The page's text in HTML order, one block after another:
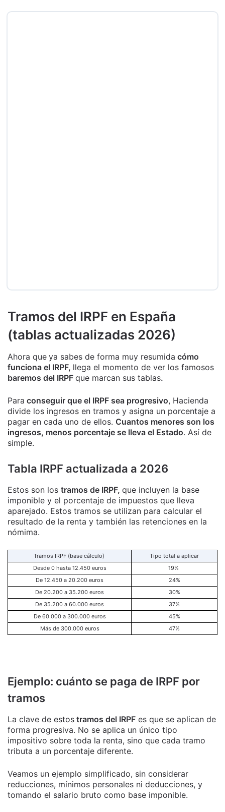
Tramos del IRPF en España
(tablas actualizadas 2026)
Ahora que ya sabes de forma muy resumida cómo
funciona el IRPF, llega el momento de ver los famosos
baremos del IRPF que marcan sus tablas.
Para conseguir que el IRPF sea progresivo, Hacienda
divide los ingresos en tramos y asigna un porcentaje a
pagar en cada uno de ellos. Cuantos menores son los
ingresos, menos porcentaje se lleva el Estado. Así de
simple.
Tabla IRPF actualizada a 2026
Estos son los tramos de IRPF, que incluyen la base
imponible y el porcentaje de impuestos que lleva
aparejado. Estos tramos se utilizan para calcular el
resultado de la renta y también las retenciones en la
nómima.
Tramos IRPF (base cálculo)
Tipo total a aplicar
Desde 0 hasta 12.450 euros
19%
De 12.450 a 20.200 euros
24%
De 20.200 a 35.200 euros
30%
De 35.200 a 60.000 euros
37%
De 60.000 a 300.000 euros
45%
Más de 300.000 euros
47%
Ejemplo: cuánto se paga de IRPF por
tramos
La clave de estos tramos del IRPF es que se aplican de
forma progresiva. No se aplica un único tipo
impositivo sobre toda la renta, sino que cada tramo
tributa a un porcentaje diferente.
Veamos un ejemplo simplificado, sin considerar
reducciones, mínimos personales ni deducciones, y
tomando el salario bruto como base imponible.